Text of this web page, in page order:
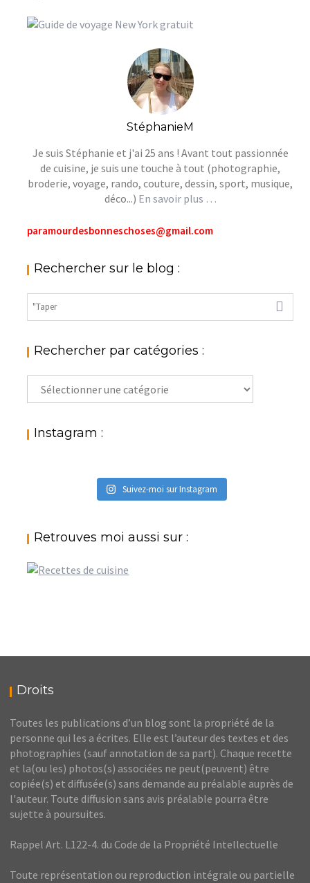
StéphanieM
Je suis Stéphanie et j'ai 25 ans ! Avant tout passionnée
de cuisine, je suis une touche à tout (photographie,
broderie, voyage, rando, couture, dessin, sport, musique,
déco...) En savoir plus …
paramourdesbonneschoses@gmail.com
Rechercher sur le blog :
Rechercher par catégories :
Rechercher
par
: Instagram :
Suivez-moi sur Instagram
Retrouves moi aussi sur :
Droits
Toutes les publications d’un blog sont la propriété de la
personne qui les a écrites. Elle est l’auteur des textes et des
photographies (sauf annotation de sa part). Chaque recette
et la(ou les) photos(s) associées ne peut(peuvent) être
copiée(s) et diffusée(s) sans demande au préalable auprès de
l'auteur. Toute diffusion sans avis préalable pourra être
sujette à poursuites.
Rappel Art. L122-4. du Code de la Propriété Intellectuelle
Toute représentation ou reproduction intégrale ou partielle